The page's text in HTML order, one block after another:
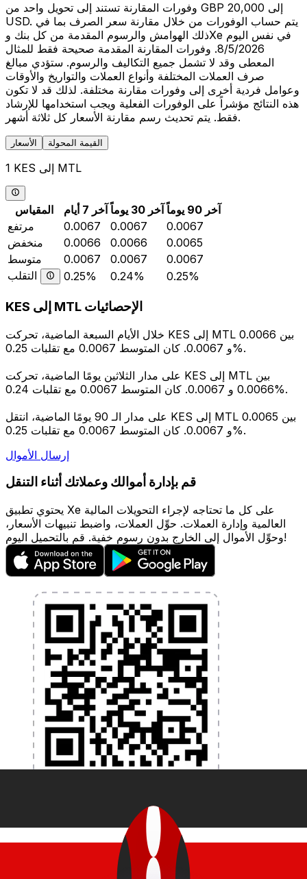
وفورات المقارنة تستند إلى تحويل واحد من GBP 20,000 إلى
USD. يتم حساب الوفورات من خلال مقارنة سعر الصرف بما في
ذلك الهوامش والرسوم المقدمة من كل بنك وXe في نفس اليوم
8/5/2026. وفورات المقارنة المقدمة صحيحة فقط للمثال
المعطى وقد لا تشمل جميع التكاليف والرسوم. ستؤدي مبالغ
صرف العملات المختلفة وأنواع العملات والتواريخ والأوقات
وعوامل فردية أخرى إلى وفورات مقارنة مختلفة. لذلك قد لا تكون
هذه النتائج مؤشراً على الوفورات الفعلية ويجب استخدامها للإرشاد
فقط. يتم تحديث رسم مقارنة الأسعار كل ثلاثة أشهر.
الأسعار القيمة المحولة
1 KES إلى MTL
المقياس آخر 7 أيام آخر 30 يوماً
آخر 90 يوماً
مرتفع
0.0067 0.0067
0.0067
منخفض
0.0066 0.0066
0.0065
متوسط
0.0067 0.0067
0.0067
التقلب
0.25% 0.24% 0.25%
KES إلى MTL الإحصائيات
خلال الأيام السبعة الماضية، تحركت KES إلى MTL بين 0.0066
و 0.0067. كان المتوسط 0.0067 مع تقلبات 0.25%.
على مدار الثلاثين يومًا الماضية، تحركت KES إلى MTL بين
0.0066 و 0.0067. كان المتوسط 0.0067 مع تقلبات 0.24%.
على مدار الـ 90 يومًا الماضية، انتقل KES إلى MTL بين 0.0065
و 0.0067. كان المتوسط 0.0067 مع تقلبات 0.25%.
إرسال الأموال
قم بإدارة أموالك وعملاتك أثناء التنقل
يحتوي تطبيق Xe على كل ما تحتاجه لإجراء التحويلات المالية
العالمية وإدارة العملات. حوِّل العملات، واضبط تنبيهات الأسعار،
وحوِّل الأموال إلى الخارج بدون رسوم خفية. قم بالتحميل اليوم!